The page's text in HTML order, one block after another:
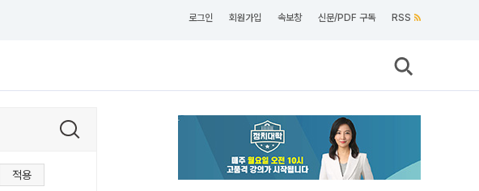
로그인 회원가입 속보창 신문/PDF 구독 RSS
적용